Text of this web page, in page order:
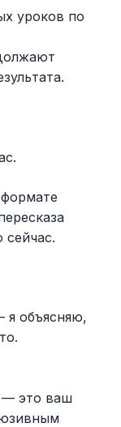
уроков по
сейчас.
я объясняю,
— это ваш